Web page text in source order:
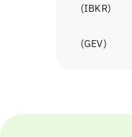
(
IBKR
)
(
GEV
)